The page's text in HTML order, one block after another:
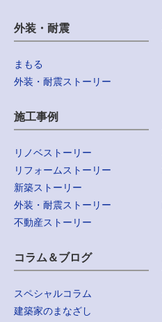
外装・耐震
まもる
外装・耐震ストーリー
施工事例
リノベストーリー
リフォームストーリー
新築ストーリー
外装・耐震ストーリー
不動産ストーリー
コラム＆ブログ
スペシャルコラム
建築家のまなざし